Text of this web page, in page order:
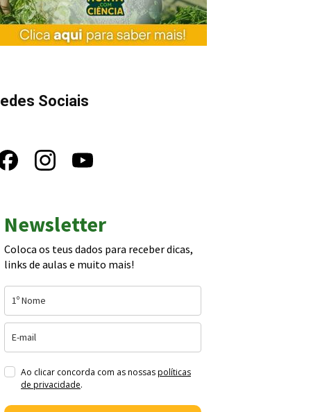
Sociais
Newsletter
Coloca os teus dados para receber dicas,
links de aulas e muito mais!
Ao clicar concorda com as nossaspolíticas
de privacidade.